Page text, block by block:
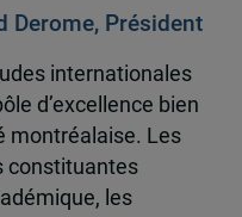
Derome, Président
internationales
d’excellence bien
montréalaise. Les
constituantes
les